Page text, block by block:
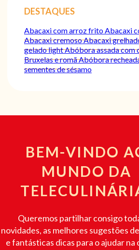
DESTAQUES
Abacaxi com arroz fritoAbacaxi
Abacaxi cremosoAbacaxi
gelado lightAbóbora assada com
Bruxelas e romãAbóbora
sementes de sésamo
BEM-VINDO
MUNDO DA
Queremos partilhar consigo
novidades, as melhores sugestões
e fantásticas dicas para o ajudar na